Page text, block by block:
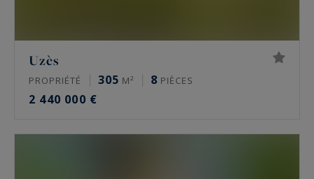
Uzès
PROPRIÉTÉ 305 M² 8 PIÈCES
2 440 000 €